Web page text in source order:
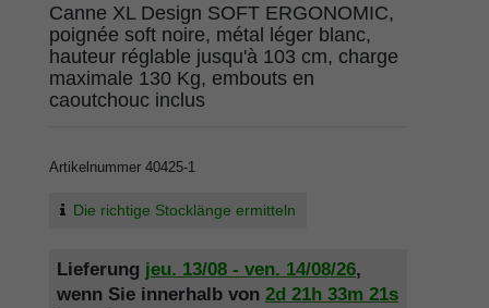
Canne XL Design SOFT ERGONOMIC,
poignée soft noire, métal léger blanc,
hauteur réglable jusqu'à 103 cm, charge
maximale 130 Kg, embouts en
caoutchouc inclus
Artikelnummer 40425-1
Die richtige Stocklänge ermitteln
Lieferung jeu. 13/08 - ven. 14/08/26,
wenn Sie innerhalb von 2d 21h 33m 21s